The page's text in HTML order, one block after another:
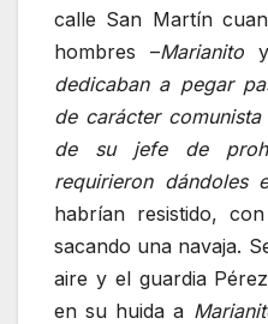
calle San Martín
hombres –Marianito
dedicaban a pegar
de carácter
de su jefe de
requirieron dándoles
habrían resistido,
sacando una navaja.
aire y el guardia
en su huida a